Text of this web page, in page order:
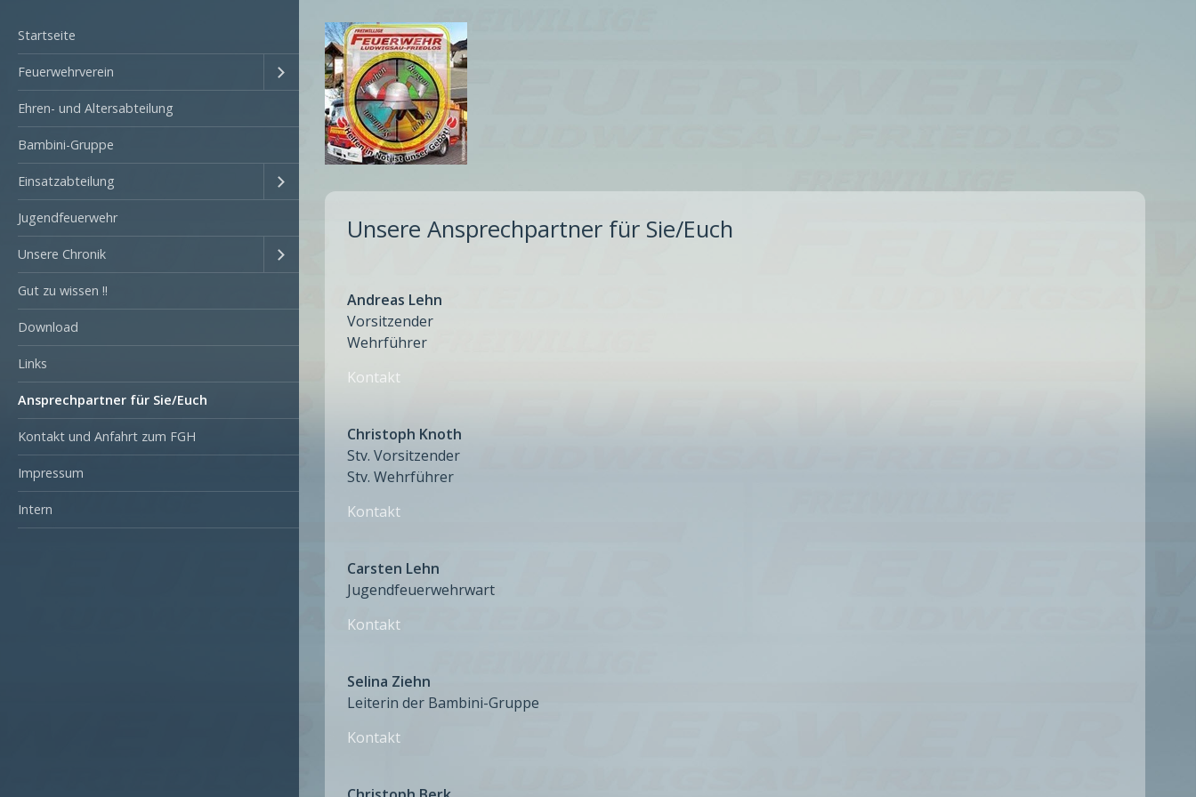
Startseite
Feuerwehrverein
Ehren- und Altersabteilung
Bambini-Gruppe
Einsatzabteilung
Jugendfeuerwehr
Unsere Chronik
Gut zu wissen !!
Download
Links
Ansprechpartner für Sie/Euch
Kontakt und Anfahrt zum FGH
Impressum
Intern
Unsere Ansprechpartner für Sie/Euch
Andreas Lehn
Vorsitzender
Wehrführer
Kontakt
Christoph Knoth
Stv. Vorsitzender
Stv. Wehrführer
Kontakt
Carsten Lehn
Jugendfeuerwehrwart
Kontakt
Selina Ziehn
Leiterin der Bambini-Gruppe
Kontakt